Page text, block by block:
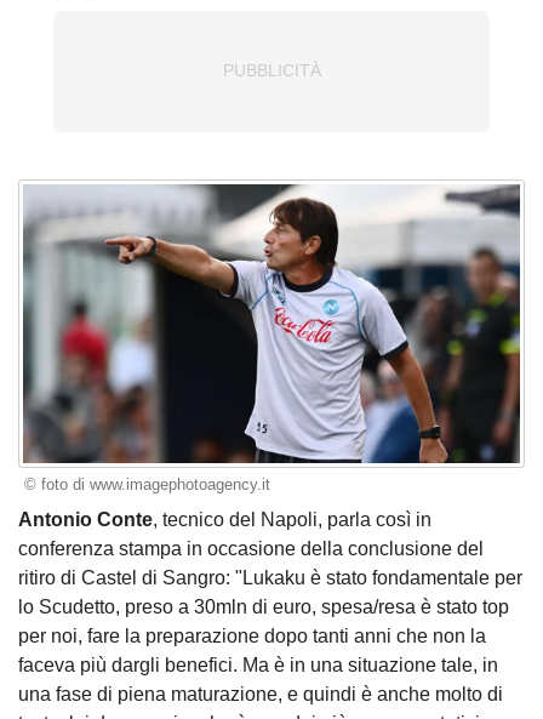
© foto di www.imagephotoagency.it
Antonio Conte, tecnico del Napoli, parla così in
conferenza stampa in occasione della conclusione del
ritiro di Castel di Sangro: "Lukaku è stato fondamentale per
lo Scudetto, preso a 30mln di euro, spesa/resa è stato top
per noi, fare la preparazione dopo tanti anni che non la
faceva più dargli benefici. Ma è in una situazione tale, in
una fase di piena maturazione, e quindi è anche molto di